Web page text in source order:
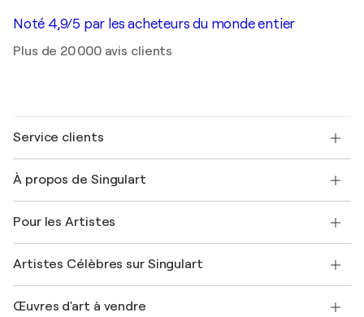
Noté 4,9/5 par les acheteurs du monde entier
Plus de 20 000 avis clients
Service clients
Expédition
Offrir une carte cadeau
Rejoignez notre programme commercial
Mon compte
+33 1 76 44 06 42
À propos de Singulart
FAQ
Magazine Singulart
Emplois
Découvrez une sélection d'art original
Pour les Artistes
Se connecter en tant qu'Artiste
Artistes Célèbres sur Singulart
Marc Chagall
Œuvres d'art à vendre